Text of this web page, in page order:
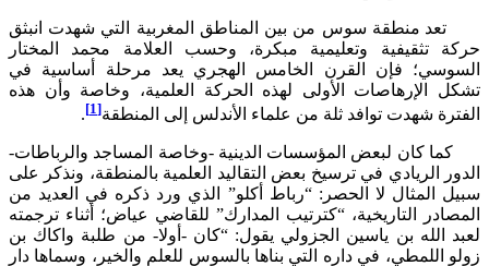
تعد منطقة سوس من بين المناطق المغربية التي شهدت انبثق
تثقيفية وتعليمية مبكرة، وحسب العلامة محمد المختار
فإن القرن الخامس الهجري يعد مرحلة أساسية في
الإرهاصات الأولى لهذه الحركة العلمية، وخاصة وأن هذه
شهدت توافد ثلة من علماء الأندلس إلى المنطقة
.
كان لبعض المؤسسات الدينية -وخاصة المساجد والرباطات-
الريادي في ترسيخ بعض التقاليد العلمية بالمنطقة، ونذكر على
المثال لا الحصر: “رباط أكلو” الذي ورد ذكره في العديد من
التاريخية، “كترتيب المدارك” للقاضي عياض؛ أثناء ترجمته
الله بن ياسين الجزولي يقول: “كان -أولا- من طلبة واكاك بن
اللمطي، في داره التي بناها بالسوس للعلم والخير، وسماها دار